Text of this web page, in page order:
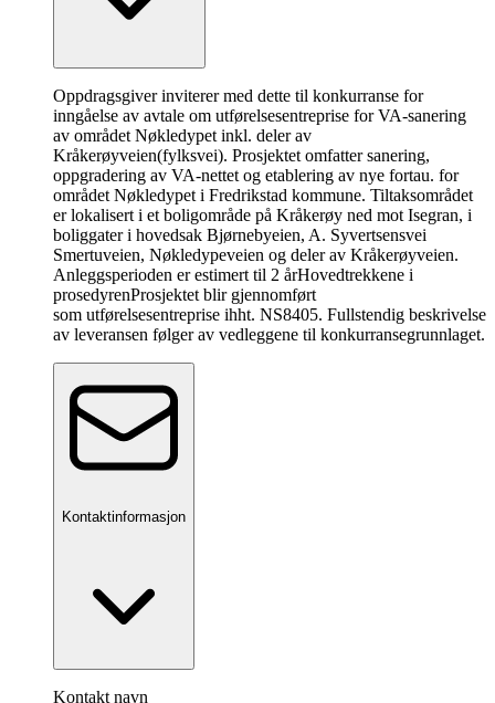
Oppdragsgiver inviterer med dette til konkurranse for
inngåelse av avtale om utførelsesentreprise for VA-sanering
av området Nøkledypet inkl. deler av
Kråkerøyveien(fylksvei). Prosjektet omfatter sanering,
oppgradering av VA-nettet og etablering av nye fortau. for
området Nøkledypet i Fredrikstad kommune. Tiltaksområdet
er lokalisert i et boligområde på Kråkerøy ned mot Isegran, i
boliggater i hovedsak Bjørnebyeien, A. Syvertsensvei
Smertuveien, Nøkledypeveien og deler av Kråkerøyveien.
Anleggsperioden er estimert til 2 årHovedtrekkene i
prosedyrenProsjektet blir gjennomført
som utførelsesentreprise ihht. NS8405. Fullstendig beskrivelse
av leveransen følger av vedleggene til konkurransegrunnlaget.
Kontaktinformasjon
Kontakt navn